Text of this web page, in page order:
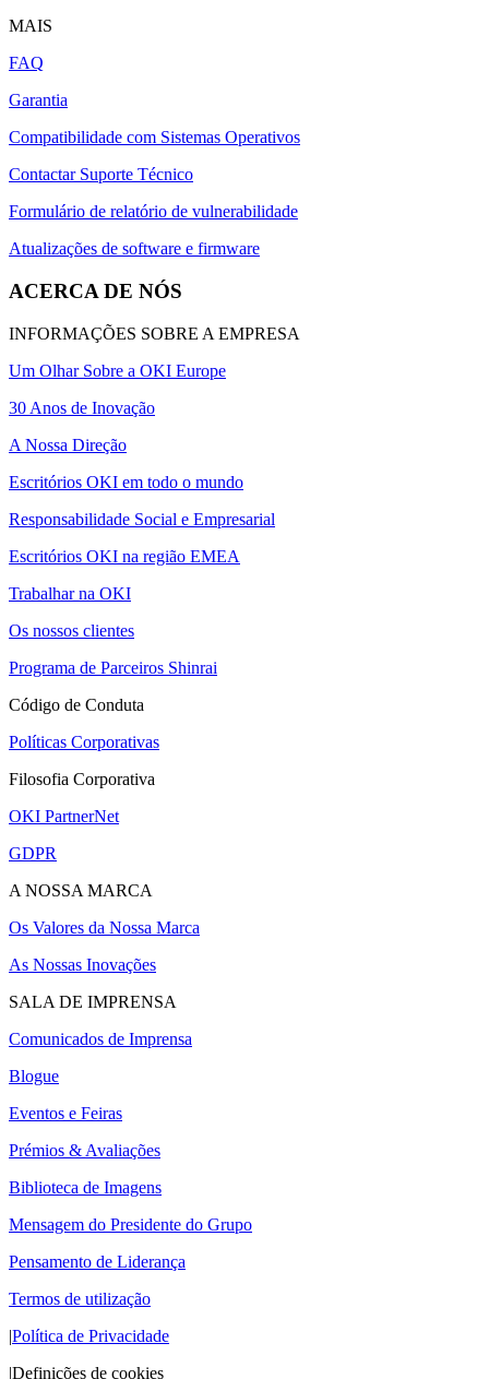
MAIS
FAQ
Garantia
Compatibilidade com Sistemas Operativos
Contactar Suporte Técnico
Formulário de relatório de vulnerabilidade
Atualizações de software e firmware
ACERCA DE NÓS
INFORMAÇÕES SOBRE A EMPRESA
Um Olhar Sobre a OKI Europe
30 Anos de Inovação
A Nossa Direção
Escritórios OKI em todo o mundo
Responsabilidade Social e Empresarial
Escritórios OKI na região EMEA
Trabalhar na OKI
Os nossos clientes
Programa de Parceiros Shinrai
Código de Conduta
Políticas Corporativas
Filosofia Corporativa
OKI PartnerNet
GDPR
A NOSSA MARCA
Os Valores da Nossa Marca
As Nossas Inovações
SALA DE IMPRENSA
Comunicados de Imprensa
Blogue
Eventos e Feiras
Prémios & Avaliações
Biblioteca de Imagens
Mensagem do Presidente do Grupo
Pensamento de Liderança
Termos de utilização
|Política de Privacidade
|Definições de cookies